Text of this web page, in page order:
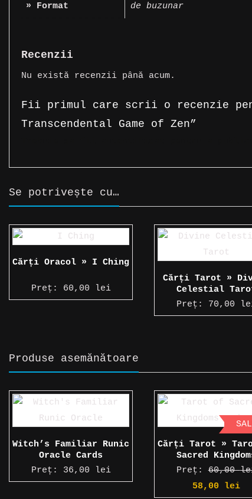
» Format de buzunar
Recenzii
Nu există recenzii până acum.
Fii primul care scrii o recenzie
Transcendental Game of Zen”
Se potrivește cu…
Cărți Oracol » I Ching
Preț: 60,00 lei
Cărți Tarot »
Celestial
Preț: 70,00
Produse asemănătoare
Witch’s Familiar Runic
Oracle Cards
Preț: 36,00 lei
Cărți Tarot »
Sacred
Preț:60,00
Prețul
58,00 lei